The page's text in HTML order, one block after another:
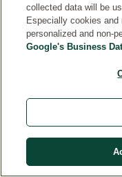
s
lu
e
G
e
n
collected data will be
Especially cookies
personalized and non-
Google's Business